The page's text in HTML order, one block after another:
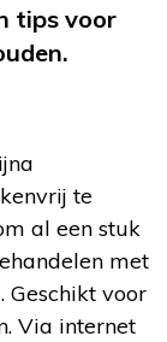
tips voor
te
al een stuk
met
voor
Via internet